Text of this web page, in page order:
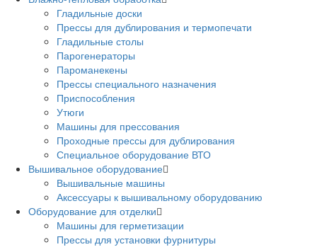
Гладильные доски
Прессы для дублирования и термопечати
Гладильные столы
Парогенераторы
Пароманекены
Прессы специального назначения
Приспособления
Утюги
Машины для прессования
Проходные прессы для дублирования
Специальное оборудование ВТО
Вышивальное оборудование
Вышивальные машины
Аксессуары к вышивальному оборудованию
Оборудование для отделки
Машины для герметизации
Прессы для установки фурнитуры